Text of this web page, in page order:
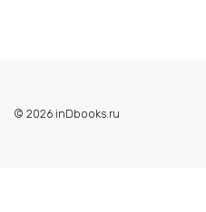
© 2026 inDbooks.ru